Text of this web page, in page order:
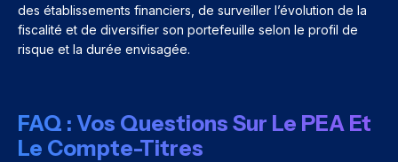
des établissements financiers, de surveiller l’évolution de la
fiscalité et de diversifier son portefeuille selon le profil de
risque et la durée envisagée.
FAQ : Vos Questions Sur Le PEA Et
Le Compte-Titres